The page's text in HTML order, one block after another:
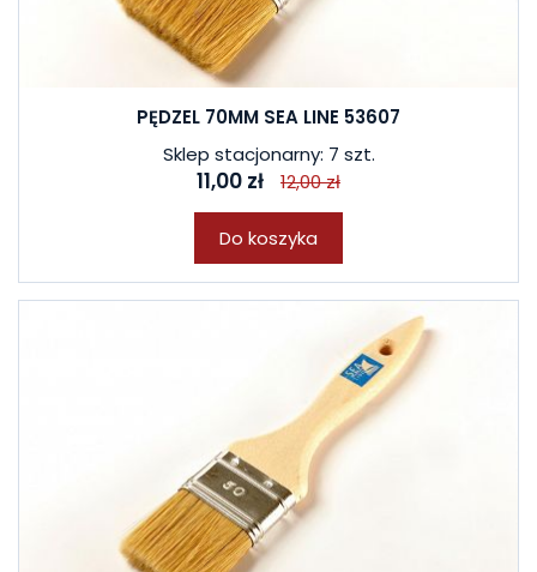
PĘDZEL 70MM SEA LINE 53607
Sklep stacjonarny: 7 szt.
11,00 zł 12,00 zł
Do koszyka